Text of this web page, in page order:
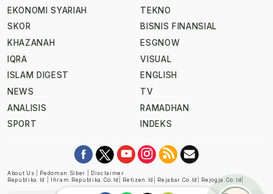
EKONOMI SYARIAH
SKOR
KHAZANAH
IQRA
ISLAM DIGEST
NEWS
ANALISIS
SPORT
TEKNO
BISNIS FINANSIAL
ESGNOW
VISUAL
ENGLISH
TV
RAMADHAN
INDEKS
About Us Pedoman Siber
Disclaimer
Republika.id
Ihram.republika.co.id Retizen.id Rejabar.co.id Rejogja.co.id